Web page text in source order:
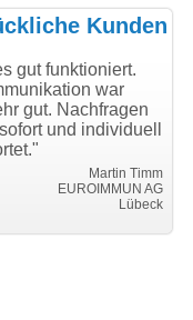
Kunden
gut funktioniert.
war
gut. Nachfragen
und individuell
Martin Timm
EUROIMMUN AG
Lübeck